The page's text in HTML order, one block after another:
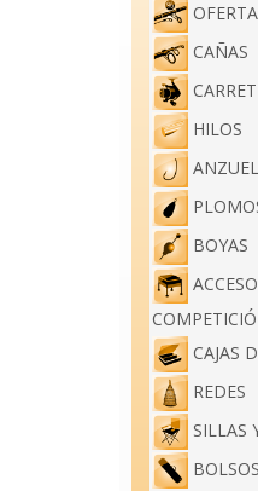
CAÑAS
HILOS
BOYAS
CAJAS
REDES
SILLAS